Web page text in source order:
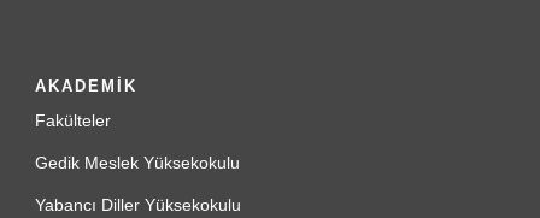
AKADEMİK
Fakülteler
Gedik Meslek Yüksekokulu
Yabancı Diller Yüksekokulu